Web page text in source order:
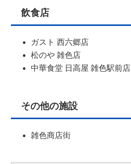
飲食店
ガスト 西六郷店
松のや 雑色店
中華食堂 日高屋 雑色駅前店
その他の施設
雑色商店街